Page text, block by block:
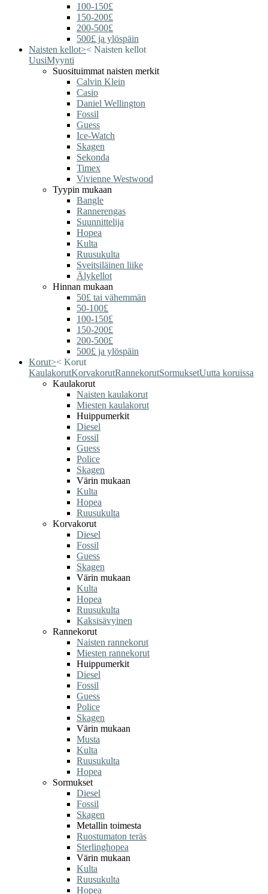
100-150£
150-200£
200-500£
500£ ja ylöspäin
Naisten kellot>< Naisten kellot
UusiMyynti
Suosituimmat naisten merkit
Calvin Klein
Casio
Daniel Wellington
Fossil
Guess
Ice-Watch
Skagen
Sekonda
Timex
Vivienne Westwood
Tyypin mukaan
Bangle
Rannerengas
Suunnittelija
Hopea
Kulta
Ruusukulta
Sveitsiläinen liike
Älykellot
Hinnan mukaan
50£ tai vähemmän
50-100£
100-150£
150-200£
200-500£
500£ ja ylöspäin
Korut>< Korut
KaulakorutKorvakorutRannekorutSormuksetUutta koruissa
Kaulakorut
Naisten kaulakorut
Miesten kaulakorut
Huippumerkit
Diesel
Fossil
Guess
Police
Skagen
Värin mukaan
Kulta
Hopea
Ruusukulta
Korvakorut
Diesel
Fossil
Guess
Skagen
Värin mukaan
Kulta
Hopea
Ruusukulta
Kaksisävyinen
Rannekorut
Naisten rannekorut
Miesten rannekorut
Huippumerkit
Diesel
Fossil
Guess
Police
Skagen
Värin mukaan
Musta
Kulta
Ruusukulta
Hopea
Sormukset
Diesel
Fossil
Skagen
Metallin toimesta
Ruostumaton teräs
Sterlinghopea
Värin mukaan
Kulta
Ruusukulta
Hopea